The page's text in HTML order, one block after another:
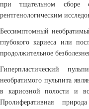
при тщательном сборе
рентгенологическим
Бессимптомный
глубокого кариеса или
продолжительное
Гиперпластический
необратимого пульпита
в кариозной полости и
Пролиферативная